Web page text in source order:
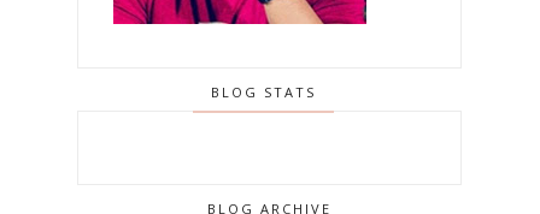
BLOG STATS
BLOG ARCHIVE